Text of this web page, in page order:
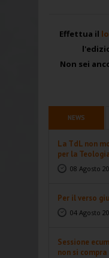
Effettua il
Non sei
NEWS
La TdL non
per la
08 Agosto
Per il verso
04 Agosto
Sessione
non si compra